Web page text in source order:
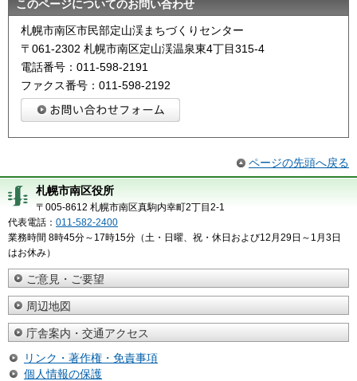
このページについてのお問い合わせ
札幌市南区市民部定山渓まちづくりセンター
〒061-2302 札幌市南区定山渓温泉東4丁目315-4
電話番号：011-598-2191
ファクス番号：011-598-2192
ページの先頭へ戻る
札幌市南区役所
〒005-8612 札幌市南区真駒内幸町2丁目2-1
代表電話： 011-582-2400
業務時間 8時45分～17時15分（土・日曜、祝・休日および12月29日～1月3日
はお休み）
ご意見・ご要望
周辺地図
庁舎案内・交通アクセス
リンク・著作権・免責事項
個人情報の保護